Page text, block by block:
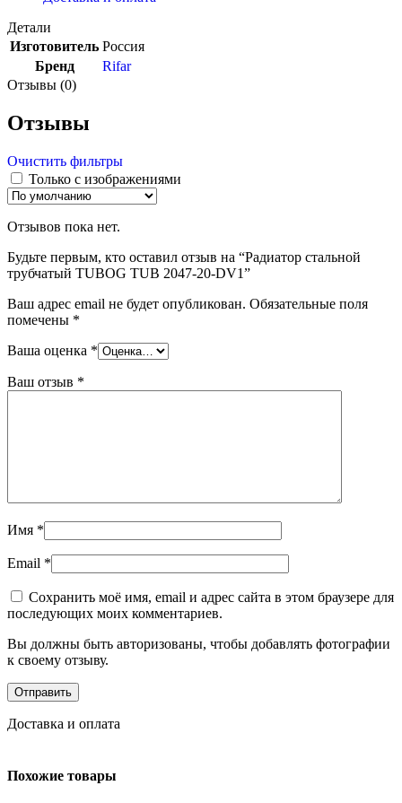
Детали
Изготовитель Россия
Бренд
Rifar
Отзывы (0)
Отзывы
Очистить фильтры
Только с изображениями
Отзывов пока нет.
Будьте первым, кто оставил отзыв на “Радиатор стальной
трубчатый TUBOG TUB 2047-20-DV1”
Ваш адрес email не будет опубликован. Обязательные поля
помечены *
Ваша оценка *
Ваш отзыв *
Имя *
Email *
Сохранить моё имя, email и адрес сайта в этом браузере для
последующих моих комментариев.
Вы должны быть авторизованы, чтобы добавлять фотографии
к своему отзыву.
Доставка и оплата
Похожие товары